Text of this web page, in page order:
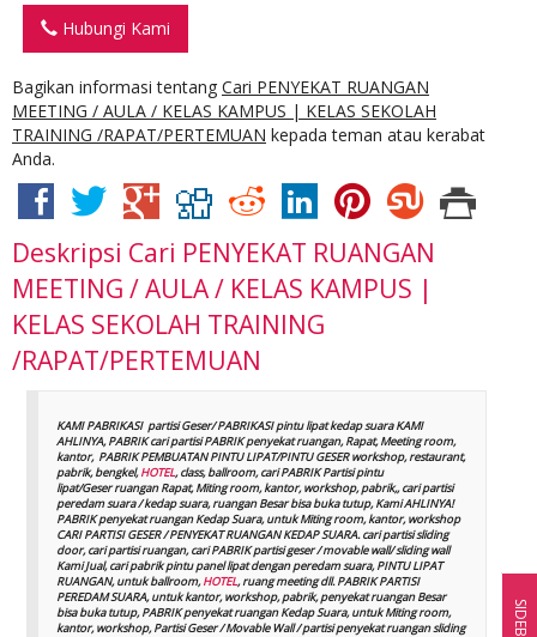
Hubungi Kami
Bagikan informasi tentang Cari PENYEKAT RUANGAN
MEETING / AULA / KELAS KAMPUS | KELAS SEKOLAH
TRAINING /RAPAT/PERTEMUAN kepada teman atau kerabat
Anda.
Deskripsi Cari PENYEKAT RUANGAN
MEETING / AULA / KELAS KAMPUS |
KELAS SEKOLAH TRAINING
/RAPAT/PERTEMUAN
KAMI PABRIKASI partisi Geser/ PABRIKASI pintu lipat kedap suara KAMI
AHLINYA, PABRIK cari partisi PABRIK penyekat ruangan, Rapat, Meeting room,
kantor, PABRIK PEMBUATAN PINTU LIPAT/PINTU GESER workshop, restaurant,
pabrik, bengkel,HOTEL, class, ballroom, cari PABRIK Partisi pintu
lipat/Geser ruangan Rapat, Miting room, kantor, workshop, pabrik,, cari partisi
peredam suara / kedap suara, ruangan Besar bisa buka tutup, Kami AHLINYA!
PABRIK penyekat ruangan Kedap Suara, untuk Miting room, kantor, workshop
CARI PARTISI GESER / PENYEKAT RUANGAN KEDAP SUARA. cari partisi sliding
door, cari partisi ruangan, cari PABRIK partisi geser / movable wall/ sliding wall
Kami Jual, cari pabrik pintu panel lipat dengan peredam suara, PINTU LIPAT
RUANGAN, untuk ballroom,HOTEL, ruang meeting dll. PABRIK PARTISI
PEREDAM SUARA, untuk kantor, workshop, pabrik, penyekat ruangan Besar
bisa buka tutup, PABRIK penyekat ruangan Kedap Suara, untuk Miting room,
kantor, workshop, Partisi Geser / Movable Wall / partisi penyekat ruangan sliding